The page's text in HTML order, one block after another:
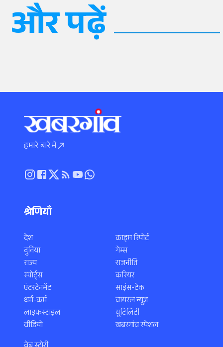
और पढ़ें
हमारे बारे में
श्रेणियाँ
देश
दुनिया
राज्य
स्पोर्ट्स
एंटरटेनमेंट
धर्म-कर्म
लाइफस्टाइल
वीडियो
क्राइम रिपोर्ट
गेम्स
राजनीति
करियर
साइंस-टेक
वायरल न्यूज़
यूटिलिटी
खबरगांव स्पेशल